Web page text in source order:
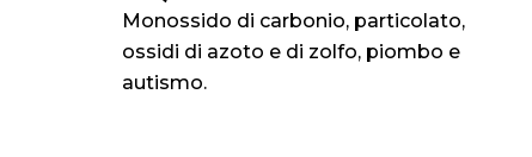
Monossido di carbonio, particolato,
ossidi di azoto e di zolfo, piombo e
autismo.